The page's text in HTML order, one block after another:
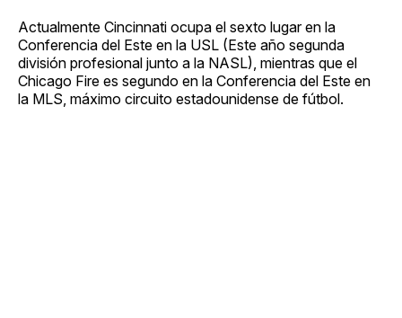
Actualmente Cincinnati ocupa el sexto lugar en la
Conferencia del Este en la USL (Este año segunda
división profesional junto a la NASL), mientras que el
Chicago Fire es segundo en la Conferencia del Este en
la MLS, máximo circuito estadounidense de fútbol.